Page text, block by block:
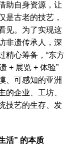
助自身资源，让
是古老的技艺，
见。为了实现这
非遗传承人，深
精心筹备，“东方
+ 展览 + 体验”
、可感知的亚洲
的企业、工坊、
技艺的生存、发
活” 的本质